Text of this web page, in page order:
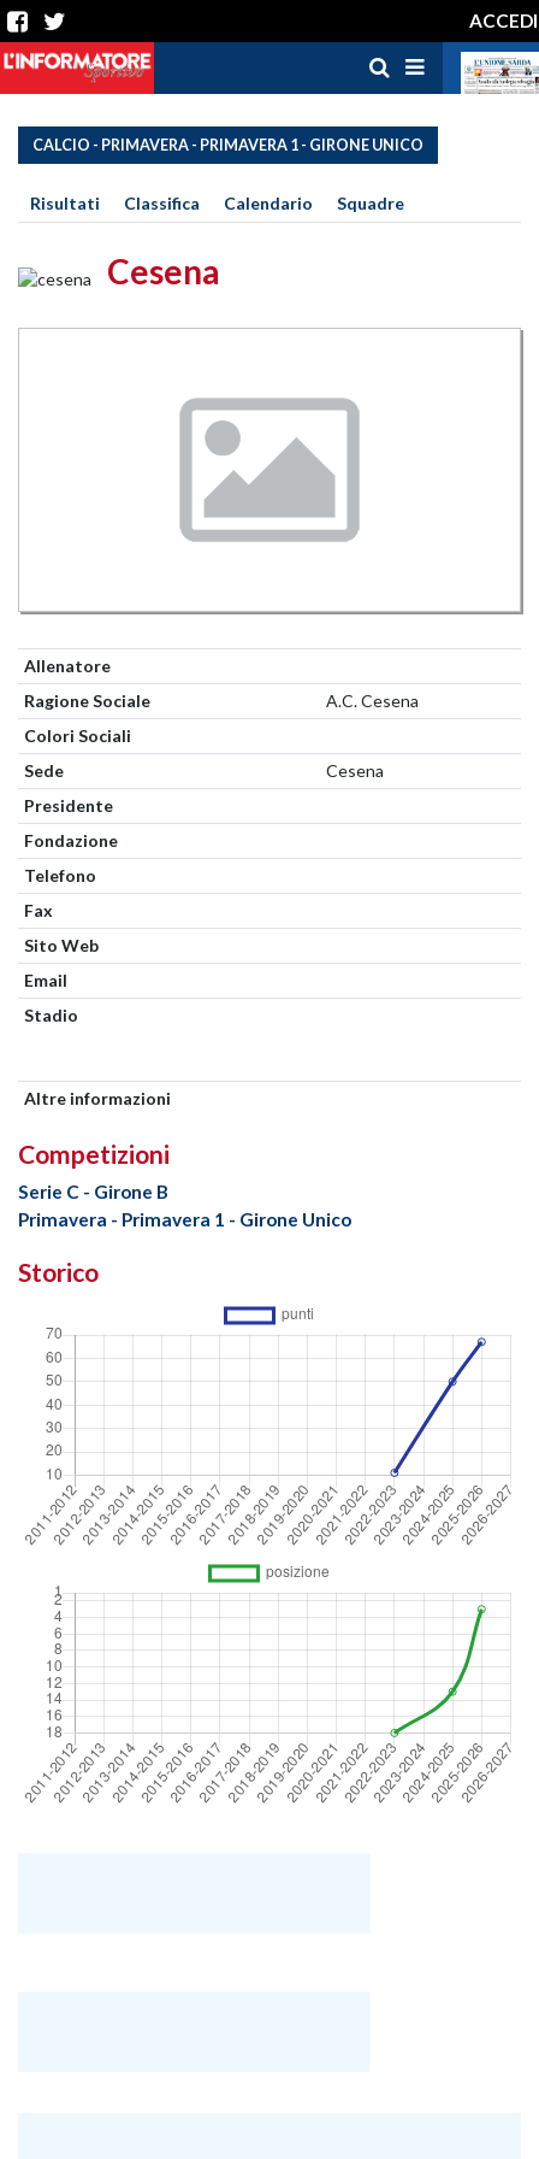
ACCEDI
CALCIO - PRIMAVERA - PRIMAVERA 1 - GIRONE UNICO
Risultati Classifica Calendario Squadre
Cesena
Allenatore
Ragione Sociale
A.C. Cesena
Colori Sociali
Sede
Cesena
Presidente
Fondazione
Telefono
Fax
Sito Web
Email
Stadio
Altre informazioni
Competizioni
Serie C - Girone B
Primavera - Primavera 1 - Girone Unico
Storico